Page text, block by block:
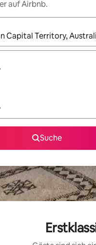
auf Airbnb.
verfügbar sind,
Suche